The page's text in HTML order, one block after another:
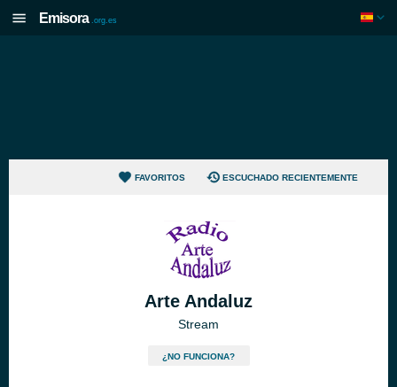
Emisora .org.es
FAVORITOS ESCUCHADO RECIENTEMENTE
Arte Andaluz
Stream
¿NO FUNCIONA?